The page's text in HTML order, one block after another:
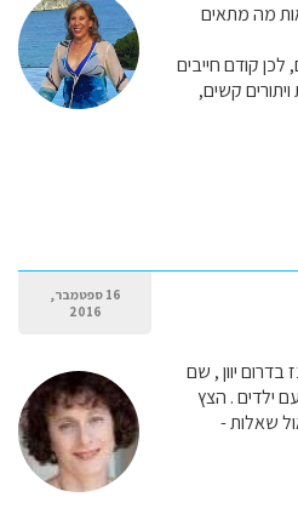
מה מתאים
לכן קודם חייבים
קשים,
16 ספטמבר,
2016
יוון , שם
ילדים . הצץ
שאלות -